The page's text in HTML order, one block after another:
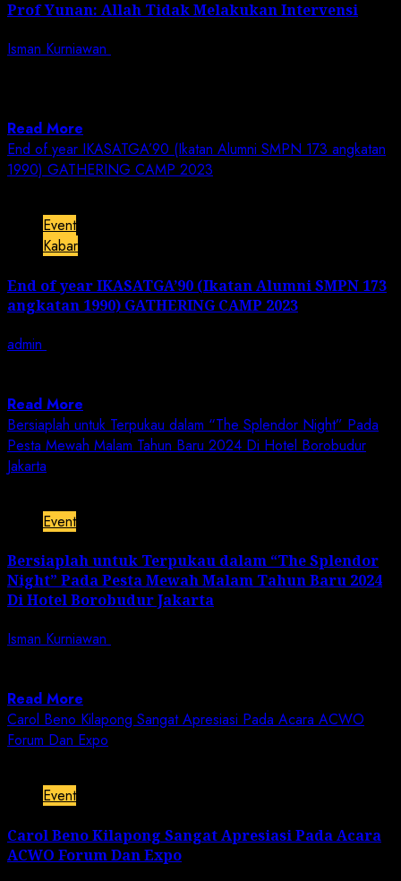
Prof Yunan: Allah Tidak Melakukan Intervensi
Isman Kurniawan
Read More
End of year IKASATGA’90 (Ikatan Alumni SMPN 173 angkatan
1990) GATHERING CAMP 2023
Event
Kabar
End of year IKASATGA’90 (Ikatan Alumni SMPN 173
angkatan 1990) GATHERING CAMP 2023
admin
Read More
Bersiaplah untuk Terpukau dalam “The Splendor Night” Pada
Pesta Mewah Malam Tahun Baru 2024 Di Hotel Borobudur
Jakarta
Event
Bersiaplah untuk Terpukau dalam “The Splendor
Night” Pada Pesta Mewah Malam Tahun Baru 2024
Di Hotel Borobudur Jakarta
Isman Kurniawan
Read More
Carol Beno Kilapong Sangat Apresiasi Pada Acara ACWO
Forum Dan Expo
Event
Carol Beno Kilapong Sangat Apresiasi Pada Acara
ACWO Forum Dan Expo